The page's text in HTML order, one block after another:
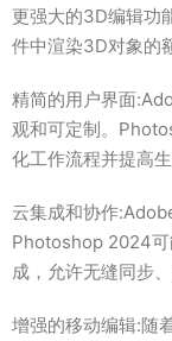
更强大的3D编辑功
件中渲染3D对象的
精简的用户界面
观和可定制。
化工作流程并提高生
云集成和协作
Photoshop 2024
成，允许无缝同步
增强的移动编辑:随